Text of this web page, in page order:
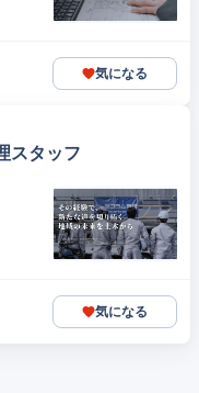
気になる
スタッフ
気になる